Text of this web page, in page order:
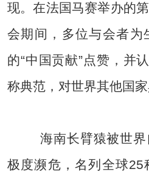
现。在法国马赛举办的
会期间，多位与会者为
的“中国贡献”点赞，并
称典范，对世界其他国家
海南长臂猿被世界
极度濒危，名列全球25